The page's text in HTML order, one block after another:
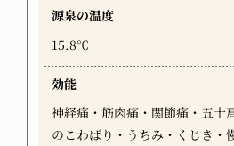
源泉の温度
15.8℃
効能
神経痛・筋肉痛・関節痛・五十
のこわばり・うちみ・くじき・